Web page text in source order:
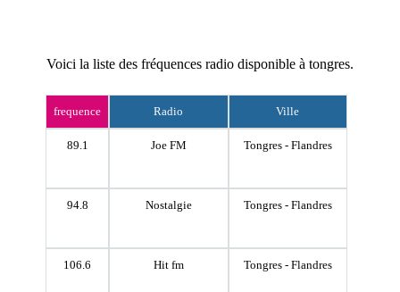
Voici la liste des fréquences radio disponible à tongres.
frequence Radio Ville
89.1 Joe FM Tongres - Flandres
94.8 Nostalgie Tongres - Flandres
106.6 Hit fm Tongres - Flandres